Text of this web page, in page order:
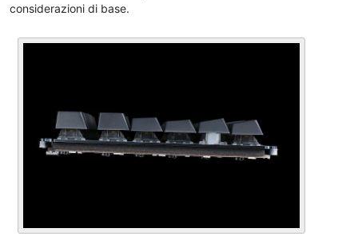
considerazioni di base.